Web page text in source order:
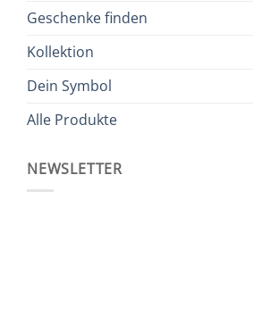
Geschenke finden
Kollektion
Dein Symbol
Alle Produkte
NEWSLETTER